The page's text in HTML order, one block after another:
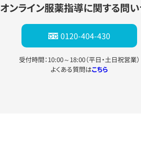
オンライン服薬指導に関する問
0120-404-430
受付時間：10:00～18:00（平日・土日祝営業）
よくある質問はこちら